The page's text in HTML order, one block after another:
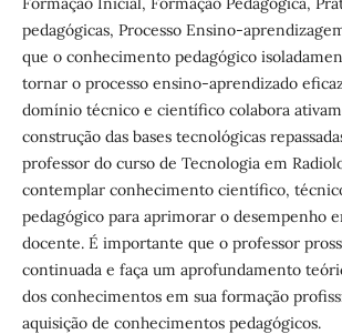
pedagógicas, Processo Ensino-
que o conhecimento pedagógico
tornar o processo ensino-aprendizado
domínio técnico e científico colabora
construção das bases tecnológicas
professor do curso de Tecnologia em
contemplar conhecimento científico,
pedagógico para aprimorar o desempenho
docente. É importante que o professor
continuada e faça um aprofundamento
dos conhecimentos em sua formação
aquisição de conhecimentos pedagógicos.